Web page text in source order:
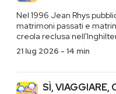
Nel 1996 Jean Rhys
matrimoni passati e
creola reclusa
21 lug 2026 - 14 min
SÌ, VIAGGIARE,